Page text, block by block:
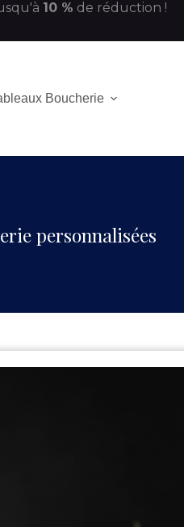
10 % de réduction !
Boucherie
personnalisées